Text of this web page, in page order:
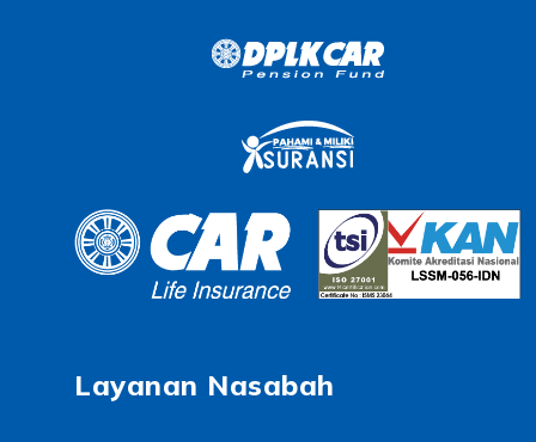
Layanan Nasabah